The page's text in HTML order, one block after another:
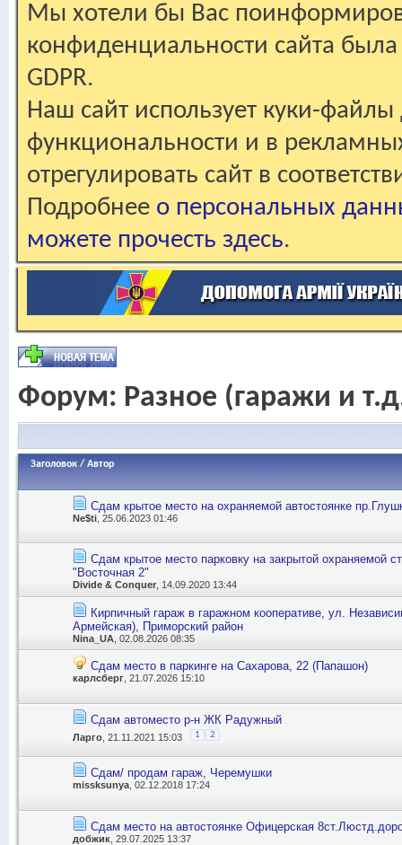
Мы хотели бы Вас
конфиденциальности сайта
GDPR.
Наш сайт использует куки-файлы
функциональности и в
отрегулировать сайт в
Подробнее о персональных
можете прочесть здесь.
Форум: Разное (гаражи и
Заголовок / Автор
Сдам крытое место на охраняемой автостоянке
Ne$ti , 25.06.2023 01:46
Сдам крытое место парковку на закрытой охраняемой
"Восточная 2"
Divide & Conquer, 14.09.2020 13:44
Кирпичный гараж в гаражном кооперативе, ул.
Армейская), Приморский район
Nina_UA , 02.08.2026 08:35
Сдам место в паркинге на Сахарова, 22 (Папашон)
карлсберг, 21.07.2026 15:10
Сдам автоместо р-н ЖК Радужный
Ларго , 21.11.2021 15:03 1 2
Сдам/ продам гараж, Черемушки
missksunya , 02.12.2018 17:24
Сдам место на автостоянке Офицерская
добжик , 29.07.2025 13:37